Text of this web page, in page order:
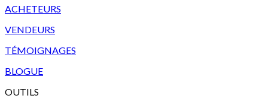
ACHETEURS
VENDEURS
TÉMOIGNAGES
BLOGUE
OUTILS